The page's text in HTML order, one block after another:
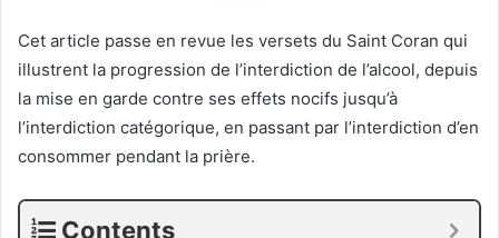
Cet article passe en revue les versets du Saint Coran qui
illustrent la progression de l’interdiction de l’alcool, depuis
la mise en garde contre ses effets nocifs jusqu’à
l’interdiction catégorique, en passant par l’interdiction d’en
consommer pendant la prière.
Contents